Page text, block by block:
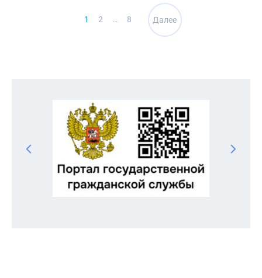
Навигация
по
1 2 … 8 Далее